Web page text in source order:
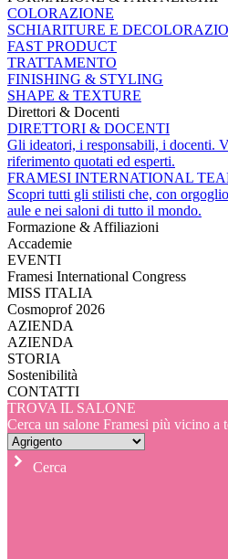
COLORAZIONE
SCHIARITURE E
FAST PRODUCT
TRATTAMENTO
FINISHING & STYLING
SHAPE & TEXTURE
Direttori & Docenti
DIRETTORI & DOCENTI
Gli ideatori, i responsabili, i docenti.
riferimento quotati ed esperti.
FRAMESI INTERNATIONAL
Scopri tutti gli stilisti che, con
aule e nei saloni di tutto il mondo.
Formazione & Affiliazioni
Accademie
EVENTI
Framesi International Congress
MISS ITALIA
Cosmoprof 2026
AZIENDA
AZIENDA
STORIA
Sostenibilità
CONTATTI
TROVA IL SALONE
Cerca un salone Framesi più vicino a
Cerca